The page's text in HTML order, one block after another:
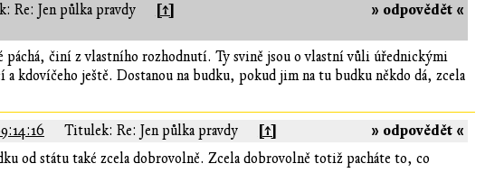
» odpovědět «
Re: Jen půlka pravdy [↑]
činí z vlastního rozhodnutí. Ty svině jsou o vlastní vůli úřednickými
ještě. Dostanou na budku, pokud jim na tu budku někdo dá, zcela
» odpovědět «
Titulek: Re: Jen půlka pravdy [↑]
od státu také zcela dobrovolně. Zcela dobrovolně totiž pacháte to, co